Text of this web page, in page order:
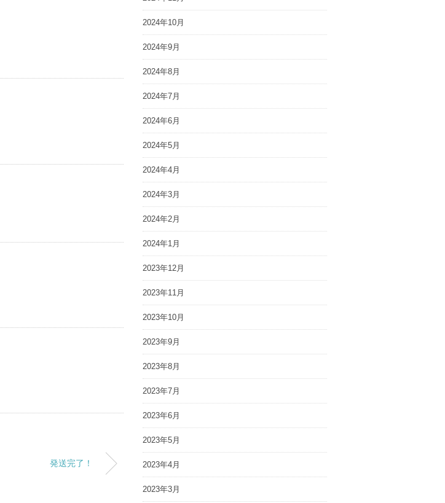
発送完了！
2024年10月
2024年9月
2024年8月
2024年7月
2024年6月
2024年5月
2024年4月
2024年3月
2024年2月
2024年1月
2023年12月
2023年11月
2023年10月
2023年9月
2023年8月
2023年7月
2023年6月
2023年5月
2023年4月
2023年3月